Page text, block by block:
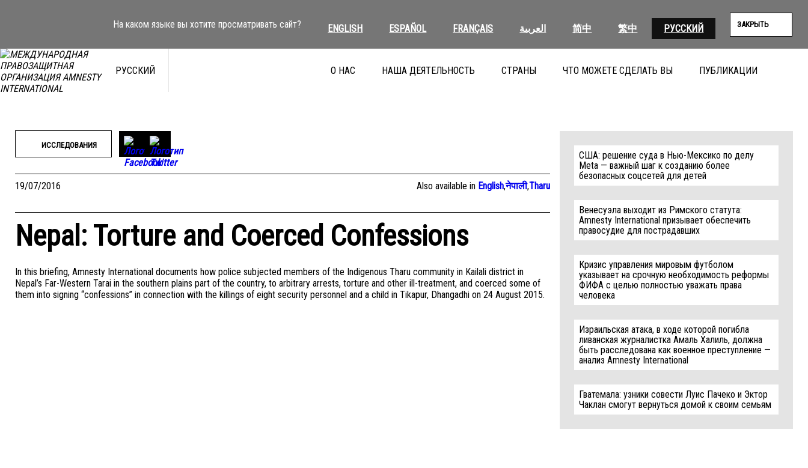
На каком языке вы хотите просматривать сайт? ENGLISH ESPAÑOL FRANÇAIS العربية 简中 繁中 РУССКИЙ ЗАКРЫТЬ
РУССКИЙ О НАС НАША ДЕЯТЕЛЬНОСТЬ СТРАНЫ ЧТО МОЖЕТЕ СДЕЛАТЬ ВЫ ПУБЛИКАЦИИ
ИССЛЕДОВАНИЯ
19/07/2016 Also available in English,नेपाली,Tharu
Nepal: Torture and Coerced Confessions
In this briefing, Amnesty International documents how police subjected members of the Indigenous Tharu community in Kailali district in
Nepal’s Far-Western Tarai in the southern plains part of the country, to arbitrary arrests, torture and other ill-treatment, and coerced some of
them into signing “confessions” in connection with the killings of eight security personnel and a child in Tikapur, Dhangadhi on 24 August 2015.
США: решение суда в Нью-Мексико по делу
Meta — важный шаг к созданию более
безопасных соцсетей для детей
Венесуэла выходит из Римского статута:
Amnesty International призывает обеспечить
правосудие для пострадавших
Кризис управления мировым футболом
указывает на срочную необходимость реформы
ФИФА с целью полностью уважать права
человека
Израильская атака, в ходе которой погибла
ливанская журналистка Амаль Халиль, должна
быть расследована как военное преступление —
анализ Amnesty International
Гватемала: узники совести Луис Пачеко и Эктор
Чаклан смогут вернуться домой к своим семьям